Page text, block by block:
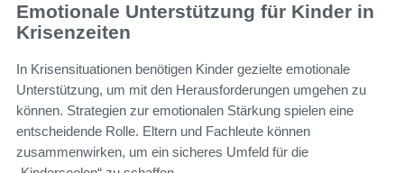
Emotionale Unterstützung für Kinder in
Krisenzeiten
In Krisensituationen benötigen Kinder gezielte emotionale
Unterstützung, um mit den Herausforderungen umgehen zu
können. Strategien zur emotionalen Stärkung spielen eine
entscheidende Rolle. Eltern und Fachleute können
zusammenwirken, um ein sicheres Umfeld für die